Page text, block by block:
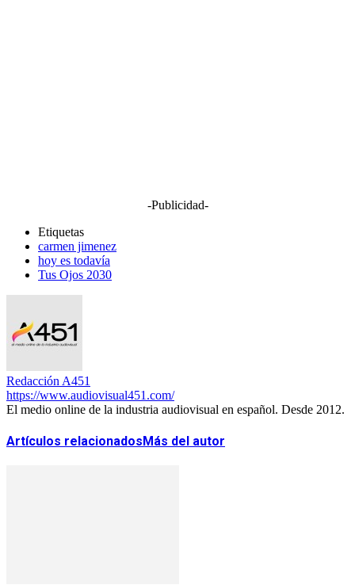
-Publicidad-
Etiquetas
carmen jimenez
hoy es todavía
Tus Ojos 2030
Redacción A451
https://www.audiovisual451.com/
El medio online de la industria audiovisual en español. Desde 2012.
Artículos relacionadosMás del autor